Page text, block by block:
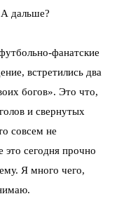
А дальше?
фанатские
встретились два
богов». Это что,
и свернутых
совсем не
сегодня прочно
Я много чего,